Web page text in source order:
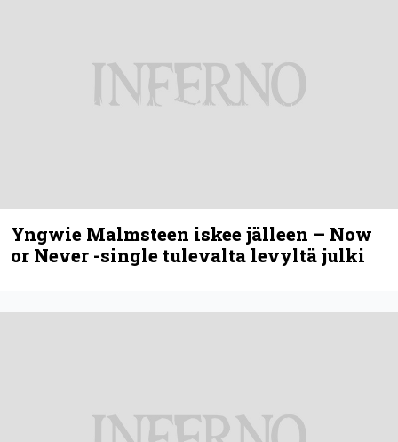
Yngwie Malmsteen iskee jälleen – Now
or Never -single tulevalta levyltä julki